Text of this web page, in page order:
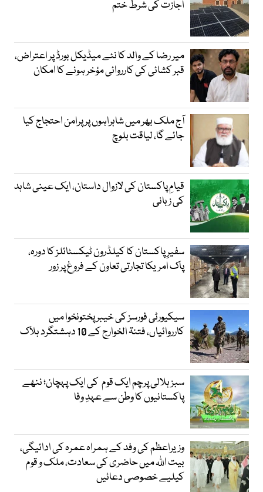
اجازت کی شرط ختم
میر رضا کے والد کا نئے میڈیکل بورڈ پر اعتراض،
قبر کشائی کی کارروائی مؤخر ہونے کا امکان
آج ملک بھر میں شاہراہوں پر پرامن احتجاج کیا
جائے گا، لیاقت بلوچ
قیامِ پاکستان کی لازوال داستان، ایک عینی شاہد
کی زبانی
سفیرِ پاکستان کا کیلڈرون ٹیکسٹائلز کا دورہ،
پاک امریکا تجارتی تعاون کے فروغ پر زور
سیکیورٹی فورسز کی خیبر پختونخوا میں
کارروائیاں، فتنۃ الخوارج کے 10 دہشتگرد ہلاک
سبز ہلالی پرچم ایک قوم کی ایک پہچان؛ ننھے
پاکستانیوں کا وطن سے عہدِ وفا
وزیراعظم کی وفد کے ہمراہ عمرہ کی ادائیگی،
بیت اللہ میں حاضری کی سعادت، ملک و قوم
کیلیے خصوصی دعائیں